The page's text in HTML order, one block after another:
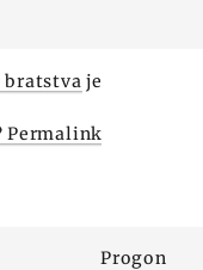
bratstva je
Permalink
Progon